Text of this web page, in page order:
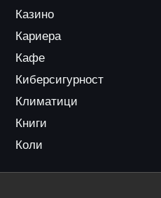
Казино
Кариера
Кафе
Киберсигурност
Климатици
Книги
Коли